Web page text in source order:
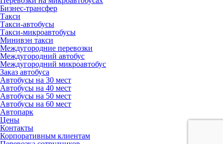
Бизнес-трансфер
Такси
Такси-автобусы
Такси-микроавтобусы
Минивэн такси
Междугородние перевозки
Междугородний автобус
Междугородний микроавтобус
Заказ автобуса
Автобусы на 30 мест
Автобусы на 40 мест
Автобусы на 50 мест
Автобусы на 60 мест
Автопарк
Цены
Контакты
Корпоративным клиентам